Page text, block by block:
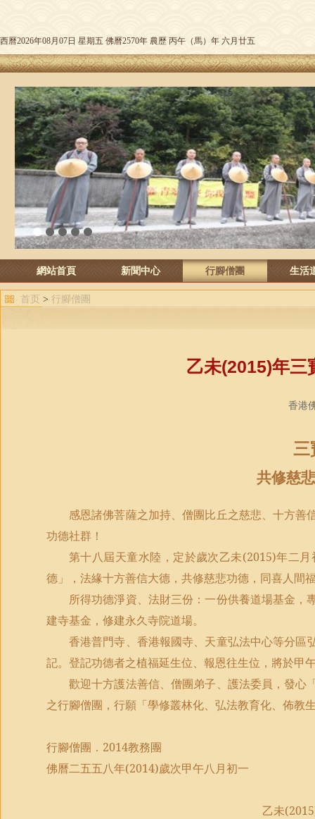
西曆2026年08月07日 星期五 佛曆2570年 農歷 丙午（馬）年 六月廿五
1 2 3 4 5
網站首頁 新聞中心 行腳僧團 生活
首页 > 行腳僧團
乙未(2015)年三
香港
三
共修慈
感恩諸佛菩薩之加持、僧團比丘之慈悲、十方
功德社群！
第十八屆天童水陸，定於歲次乙未(2015)年二月
德」，法緣十方善信大德，共修慈悲功德，同喜人間
所得功德淨資、法財三份：一份供養道場基金
建寺基金，修建永久寺院道場。
香港普門寺、香港報國寺、天童弘法中心等分區
記。登記功德者之植福延生位、報恩往生位，將於甲
歡迎十方護法善信、僧團弟子、護法委員，發
之行腳僧團，行願「學修叢林化、弘法教育化、佈教
行腳僧團． 2014教務團
佛曆二五五八年(2014)歲次甲午八月初一
乙未